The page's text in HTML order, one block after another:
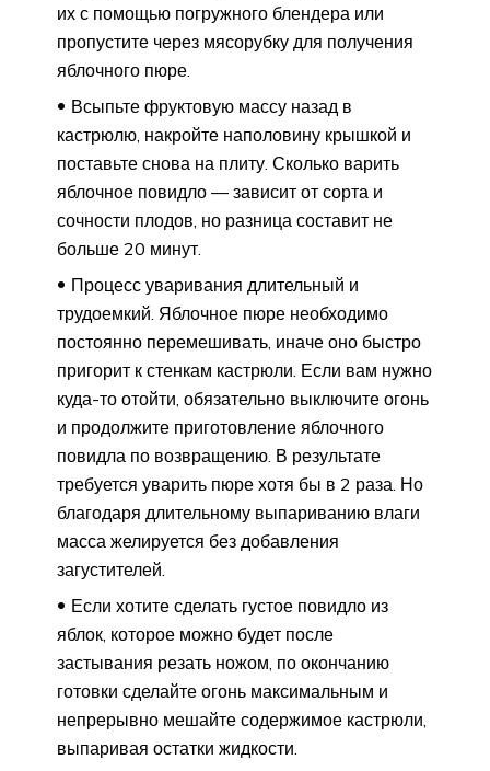
их с помощью погружного блендера или
пропустите через мясорубку для получения
яблочного пюре.
Всыпьте фруктовую массу назад в
кастрюлю, накройте наполовину крышкой и
поставьте снова на плиту. Сколько варить
яблочное повидло — зависит от сорта и
сочности плодов, но разница составит не
больше 20 минут.
Процесс уваривания длительный и
трудоемкий. Яблочное пюре необходимо
постоянно перемешивать, иначе оно быстро
пригорит к стенкам кастрюли. Если вам нужно
куда-то отойти, обязательно выключите огонь
и продолжите приготовление яблочного
повидла по возвращению. В результате
требуется уварить пюре хотя бы в 2 раза. Но
благодаря длительному выпариванию влаги
масса желируется без добавления
загустителей.
Если хотите сделать густое повидло из
яблок, которое можно будет после
застывания резать ножом, по окончанию
готовки сделайте огонь максимальным и
непрерывно мешайте содержимое кастрюли,
выпаривая остатки жидкости.